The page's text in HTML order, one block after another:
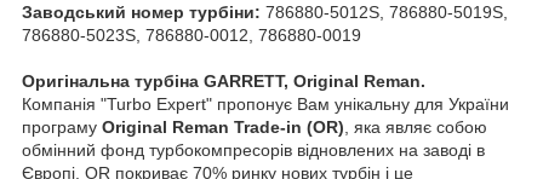
Заводський номер турбіни: 786880-5012S, 786880-5019S,
786880-5023S, 786880-0012, 786880-0019
Оригінальна турбіна GARRETT, Original Reman.
Компанія "Turbo Expert" пропонує Вам унікальну для України
програму Original Reman Trade-in (OR) , яка являє собою
обмінний фонд турбокомпресорів відновлених на заводі в
Європі. OR покриває 70% ринку нових турбін і це